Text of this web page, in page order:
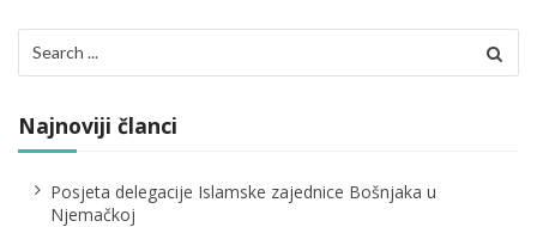
for:
Najnoviji članci
Posjeta delegacije Islamske zajednice Bošnjaka u
Njemačkoj